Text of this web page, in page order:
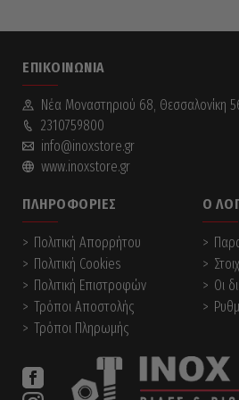
ΕΠΙΚΟΙΝΩΝΊΑ
Νέα Mοναστηριού 68, Θεσσαλονίκη
2310759800
info@inoxstore.gr
www.inoxstore.gr
ΠΛΗΡΟΦΟΡΊΕΣ
Πολιτική Απορρήτου
Πολιτική Cookies
Πολιτική Επιστροφών
Τρόποι Αποστολής
Τρόποι Πληρωμής
Ο
Οι